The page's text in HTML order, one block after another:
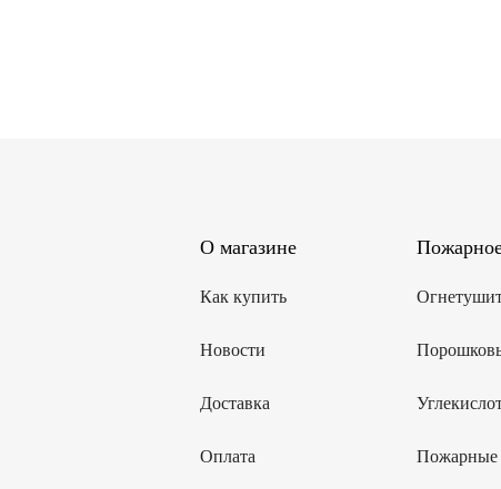
О магазине
Как купить
Новости
Доставка
Оплата Пожарные